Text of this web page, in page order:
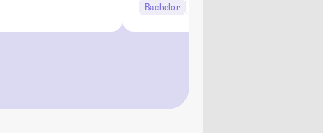
Bachelor